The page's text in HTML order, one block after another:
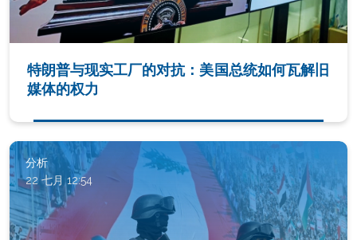
特朗普与现实工厂的对抗：美国总统如何瓦解旧
媒体的权力
分析
22 七月 12:54